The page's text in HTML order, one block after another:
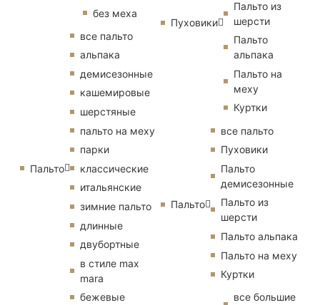
без меха
Пальто
все пальто
альпака
демисезонные
кашемировые
шерстяные
пальто на меху
парки
классические
итальянские
зимние пальто
длинные
двубортные
в стиле max
mara
бежевые
Пуховики
Пальто из
шерсти
Пальто
альпака
Пальто на
меху
Куртки
Пальто
все пальто
Пуховики
Пальто
демисезонные
Пальто из
шерсти
Пальто альпака
Пальто на меху
Куртки
все большие